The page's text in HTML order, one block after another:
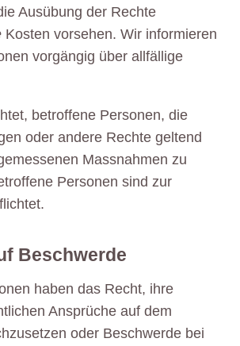
Ausübung der Rechte
Kosten vorsehen. Wir informieren
vorgängig über allfällige
betroffene Personen, die
oder andere Rechte geltend
Massnahmen zu
Personen sind zur
Beschwerde
haben das Recht, ihre
Ansprüche auf dem
oder Beschwerde bei